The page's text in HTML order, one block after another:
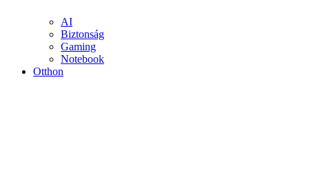
AI
Biztonság
Gaming
Notebook
Otthon